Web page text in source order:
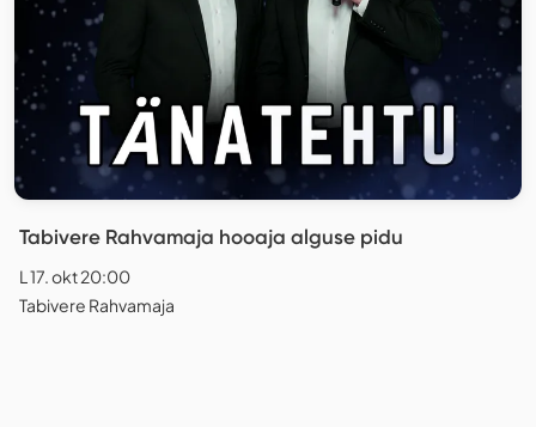
Tabivere Rahvamaja hooaja alguse pidu
L 17. okt 20:00
Tabivere Rahvamaja